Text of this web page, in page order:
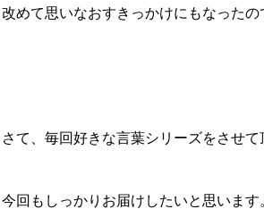
改めて思いなおすきっかけにもなったの
さて、毎回好きな言葉シリーズをさせ
今回もしっかりお届けしたいと思います